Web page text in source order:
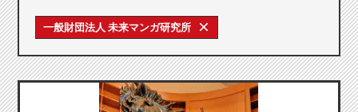
一般財団法人 未来マンガ研究所